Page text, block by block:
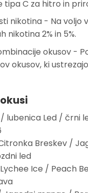
tipa C za hitro in
nikotina- Na voljo v
nikotina 2% in 5%.
okusov-
okusov, ki
/ lubenica Led / črni
Breskev /
led
Ice / Peach